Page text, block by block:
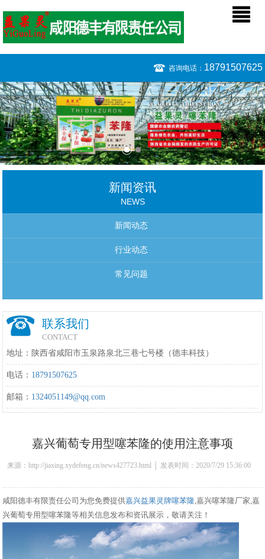
咨询电话： 18791507625
新闻资讯
NEWS
新闻动态
行业动态
常见问题
联系我们
CONTACT
地址：陕西省咸阳市玉泉路泉北三巷七号楼（德丰科技）
电话： 18791507625
邮箱： 1324051149@qq.com
嘉兴葡萄专用型噻苯隆的使用注意事项
来源：http://jiaxing.xydefeng.cn/news427723.html │ 发表时间：2020/7/29 15:36:00
咸阳德丰有限责任公司为您免费提供嘉兴益果灵牌噻苯隆,嘉兴噻苯隆厂家,嘉
兴葡萄专用型噻苯隆等相关信息发布和资讯展示，敬请关注！